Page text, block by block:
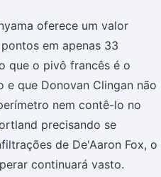
oferece um valor
em apenas 33
que o pivô francês é o
que Donovan Clingan não
nem contê-lo no
precisando se
de De'Aaron Fox, o
continuará vasto.